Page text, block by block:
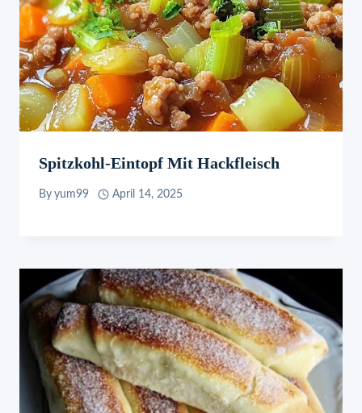
Spitzkohl-Eintopf Mit Hackfleisch
By yum99 April 14, 2025